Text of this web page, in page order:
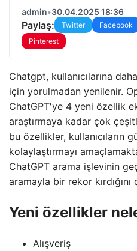
admin•30.04.2025 18:36
Paylaş: Twitter Facebook
Pinterest
Chatgpt, kullanıcılarına
için yorulmadan yenilenir.
ChatGPT'ye 4 yeni özellik
araştırmaya kadar çok
bu özellikler, kullanıcıların
kolaylaştırmayı
ChatGPT arama işlevinin
aramayla bir rekor kırdığını
Yeni özellikler
Alışveriş